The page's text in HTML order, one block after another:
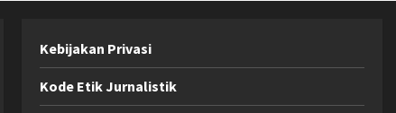
Kebijakan Privasi
Kode Etik Jurnalistik